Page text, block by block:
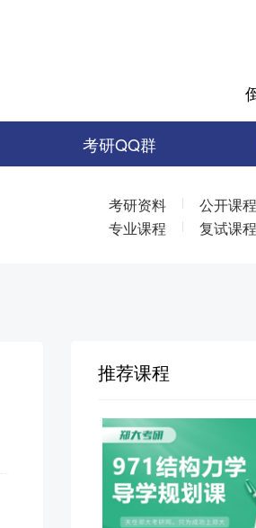
考研QQ群
考研资料 | 公开课程
专业课程
| 复试课程
推荐课程